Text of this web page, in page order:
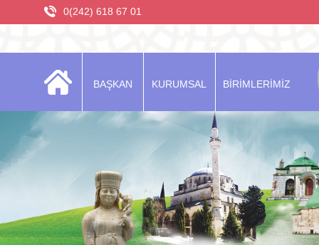
0(242) 618 67 01
BAŞKAN KURUMSAL BİRİMLERİMİZ